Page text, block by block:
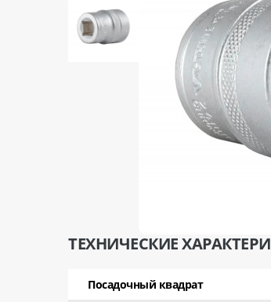
ТЕХНИЧЕСКИЕ
Посадочный квадрат